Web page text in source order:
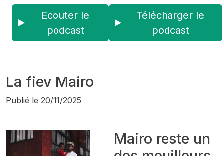
Ecouter le
podcast
Télécharger le
podcast
La fiev Mairo
Publié le 20/11/2025
Mairo reste un